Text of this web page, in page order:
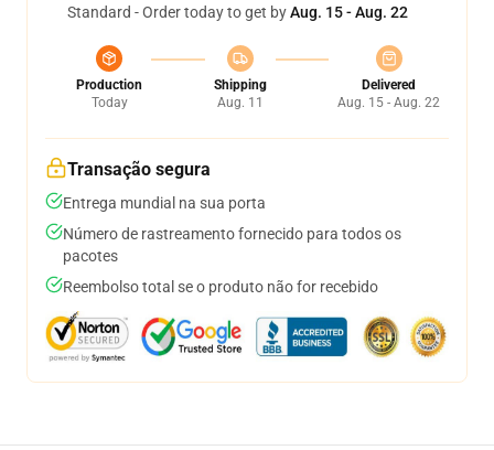
Standard - Order today to get byAug. 15 - Aug. 22
Production
Today
Shipping
Aug. 11
Delivered
Aug. 15 - Aug. 22
Transação segura
Entrega mundial na sua porta
Número de rastreamento fornecido para todos os
pacotes
Reembolso total se o produto não for recebido